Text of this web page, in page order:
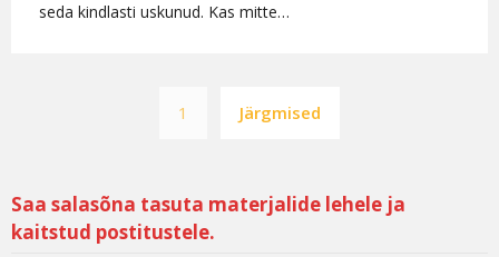
seda kindlasti uskunud. Kas mitte…
1 Järgmised
Saa salasõna tasuta materjalide lehele ja
kaitstud postitustele.